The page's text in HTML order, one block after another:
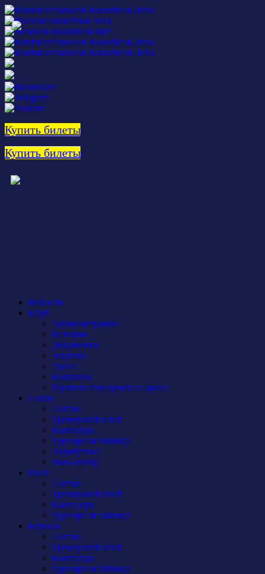
Купить билеты
Купить билеты
Новости
Клуб
Администрация
История
Документы
Закупки
Арена
Контакты
Правила поведения на арене
Сокол
Состав
Тренерский штаб
Календарь
Турнирная таблица
Атрибутика
Фан-сектор
Рыси
Состав
Тренерский штаб
Календарь
Турнирная таблица
Бирюса
Состав
Тренерский штаб
Календарь
Турнирная таблица